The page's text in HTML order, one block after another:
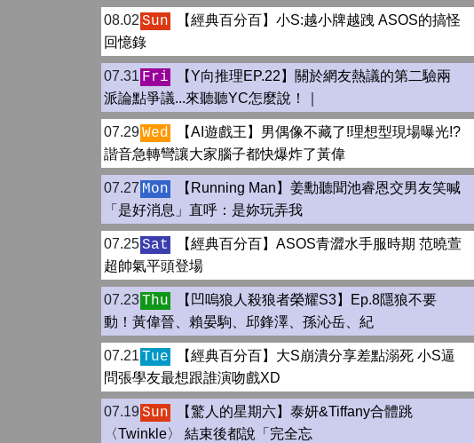
08.02 Sun
【經典百分百】小S:越小牌越跩 ASOS的搞怪
回憶錄
07.31 Fri
【Y向推理EP.22】關於網友熱議的第二驗兩
派論點爭議...來聽聽YC怎麼說！｜
07.29Wed
【AI遊戲王】男偶像不藏了!理想型現場曝光!?
諧音急轉彎讓大家腦子都快爆炸了黃偉
07.27 Mon
【Running Man】姜勳聽聞池睿恩交男友笑喊
「是好消息」直呼：是妳玩弄我
07.25Sat
【經典百分百】ASOS青澀水手服時期 范曉萱
超帥氣平頭登場
07.23 Thu
【凹嗚狼人殺狼者榮耀S3】Ep.8隱狼不要
動！黃偉晉、賴晏駒、邱鋒澤、孫沁岳、紀
07.21 Tue
【經典百分百】大S崩潰分享差點溺死 小S逼
問張學友最想跟誰演吻戲XD
07.19Sun
【驚人的星期六】泰妍&Tiffany合體跳
〈Twinkle〉 結束後都說「完全忘